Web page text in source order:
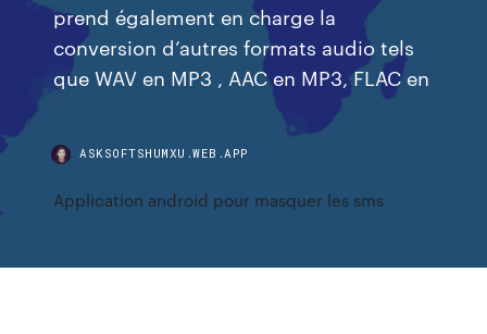
prend également en charge la
conversion d’autres formats audio tels
que WAV en MP3 , AAC en MP3, FLAC en
ASKSOFTSHUMXU.WEB.APP
Application android pour masquer les sms